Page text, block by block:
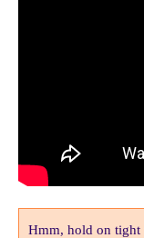
Hmm, hold on tight